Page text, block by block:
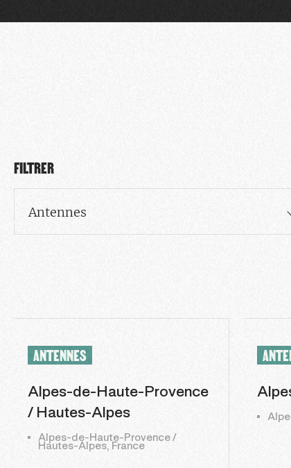
FILTRER
Antennes
ANTENNES
Alpes-de-Haute-Provence
/ Hautes-Alpes
Alpes-de-Haute-Provence /
Hautes-Alpes, France